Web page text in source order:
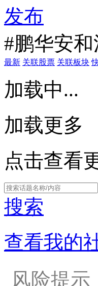
发布
#鹏华安
最新 关联股票 关联板块
加载中...
加载更多
点击查看
搜索
查看我的
风险提